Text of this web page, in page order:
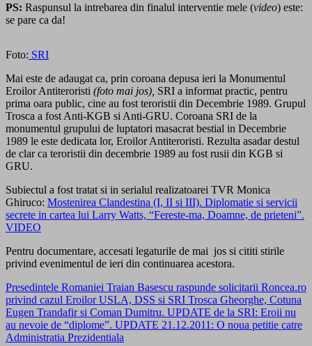
PS: Raspunsul la intrebarea din finalul interventie mele (video) este:
se pare ca da!
Foto: SRI
Mai este de adaugat ca, prin coroana depusa ieri la Monumentul
Eroilor Antiteroristi (foto mai jos), SRI a informat practic, pentru
prima oara public, cine au fost teroristii din Decembrie 1989. Grupul
Trosca a fost Anti-KGB si Anti-GRU. Coroana SRI de la
monumentul grupului de luptatori masacrat bestial in Decembrie
1989 le este dedicata lor, Eroilor Antiteroristi. Rezulta asadar destul
de clar ca teroristii din decembrie 1989 au fost rusii din KGB si
GRU.
Subiectul a fost tratat si in serialul realizatoarei TVR Monica
Ghiruco: Mostenirea Clandestina (I, II si III). Diplomatie si servicii
secrete in cartea lui Larry Watts, “Fereste-ma, Doamne, de prieteni”.
VIDEO
Pentru documentare, accesati legaturile de mai jos si cititi stirile
privind evenimentul de ieri din continuarea acestora.
Presedintele Romaniei Traian Basescu raspunde solicitarii Roncea.ro
privind cazul Eroilor USLA, DSS si SRI Trosca Gheorghe, Cotuna
Eugen Trandafir si Coman Dumitru. UPDATE de la SRI: Eroii nu
au nevoie de “diplome”. UPDATE 21.12.2011: O noua petitie catre
Administratia Prezidentiala